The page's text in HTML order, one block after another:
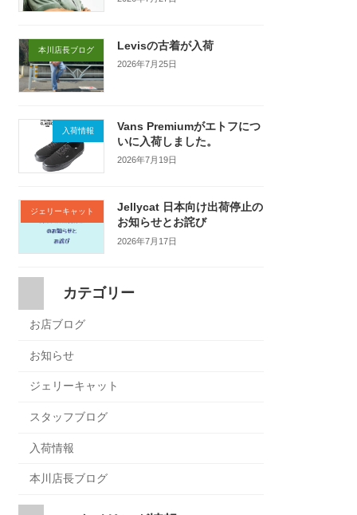
本川店長ブログ Levisの古着が入荷
2026年7月25日
入荷情報
Vans Premiumがエトフにつ
いに入荷しました。
2026年7月19日
ジェリーキャット
Jellycat 日本向け出荷停止の
お知らせとお詫び
2026年7月17日
カテゴリー
お店ブログ
お知らせ
ジェリーキャット
スタッフブログ
入荷情報
本川店長ブログ